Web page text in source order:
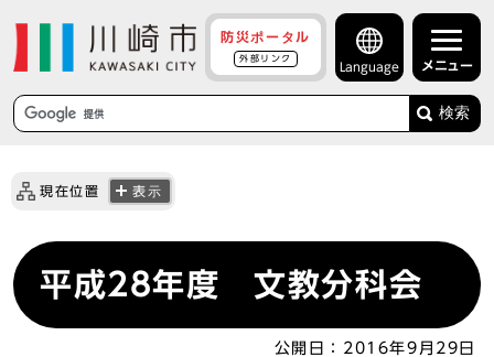
防災ポータル
外部リンク
Language メニュー
検索
現在位置 表示
平成28年度 文教分科会
公開日： 2016年9月29日